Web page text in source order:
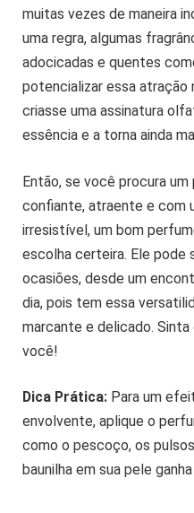
muitas vezes de maneira
uma regra, algumas
adocicadas e quentes
potencializar essa atração
criasse uma assinatura
essência e a torna ainda
Então, se você procura
confiante, atraente e com
irresistível, um bom
escolha certeira. Ele pode
ocasiões, desde um
dia, pois tem essa
marcante e delicado.
você!
Dica Prática: Para um
envolvente, aplique o
como o pescoço, os
baunilha em sua pele